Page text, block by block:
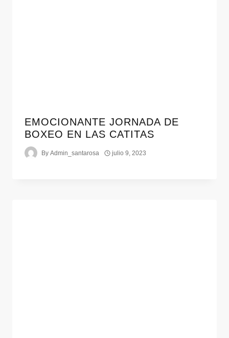
EMOCIONANTE JORNADA DE
BOXEO EN LAS CATITAS
By Admin_santarosa julio 9, 2023